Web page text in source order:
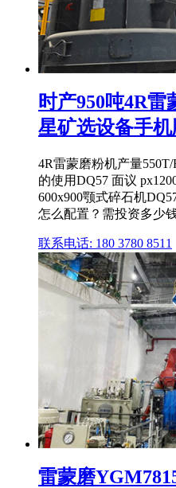
时产950吨4R
星矿选设备手机
4R雷蒙磨粉机产量
的使用DQ57 面议
600x900颚式碎石机
怎么配置？需投资多少
联系电话: 180 3780 8511
雷蒙磨